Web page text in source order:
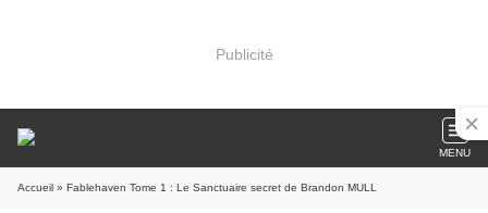
Publicité
MENU
Accueil » Fablehaven Tome 1 : Le Sanctuaire secret de Brandon MULL